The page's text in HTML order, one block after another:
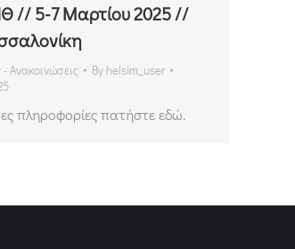
// 5-7 Μαρτίου 2025 //
Ανακοινώσεις By helsim_user
πληροφορίες πατήστε εδώ.